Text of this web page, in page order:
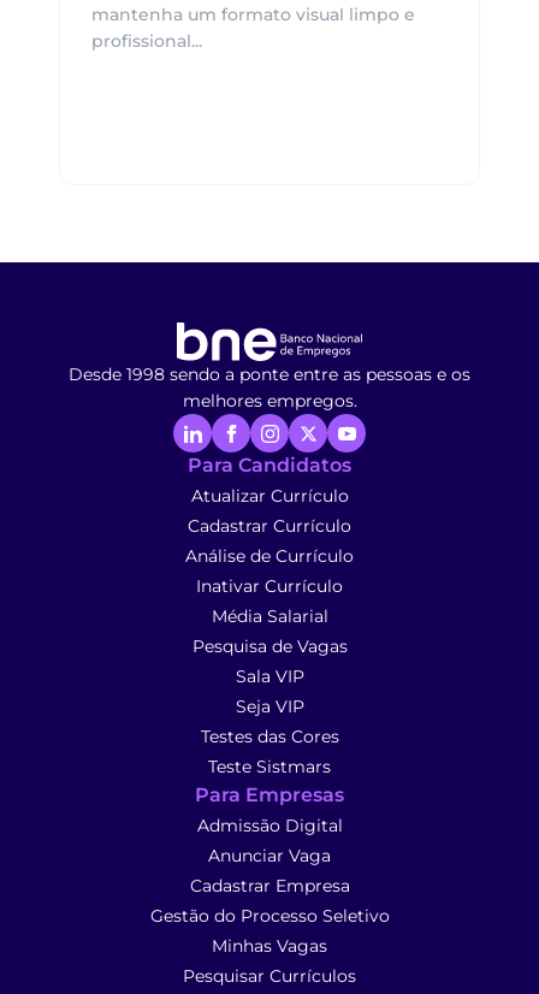
mantenha um formato visual limpo e
profissional...
Desde 1998 sendo a ponte entre as pessoas e os
melhores empregos.
Para Candidatos
Atualizar Currículo
Cadastrar Currículo
Análise de Currículo
Inativar Currículo
Média Salarial
Pesquisa de Vagas
Sala VIP
Seja VIP
Testes das Cores
Teste Sistmars
Para Empresas
Admissão Digital
Anunciar Vaga
Cadastrar Empresa
Gestão do Processo Seletivo
Minhas Vagas
Pesquisar Currículos